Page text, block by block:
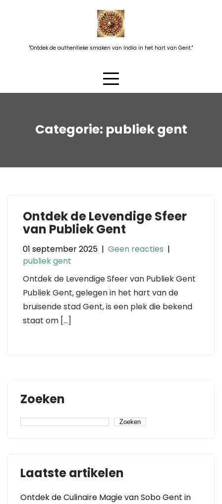
"Ontdek de authentieke smaken van India in het hart van Gent."
Categorie: publiek gent
Ontdek de Levendige Sfeer
van Publiek Gent
01 september 2025 | Geen reacties |
publiek gent
Ontdek de Levendige Sfeer van Publiek Gent
Publiek Gent, gelegen in het hart van de
bruisende stad Gent, is een plek die bekend
staat om […]
Zoeken
Zoeken
Laatste artikelen
Ontdek de Culinaire Magie van Sobo Gent in